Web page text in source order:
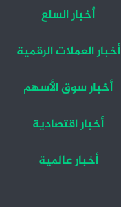
أخبار السلع
أخبار العملات الرقمية
أخبار سوق الأسهم
أخبار اقتصادية
أخبار عالمية